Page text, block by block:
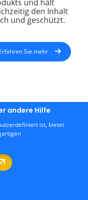
und hält
den Inhalt
und geschützt.
Sie mehr
andere Hilfe
ist, bietet